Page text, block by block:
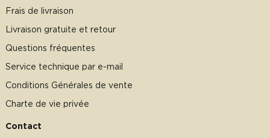
Frais de livraison
Livraison gratuite et retour
Questions fréquentes
Service technique par e-mail
Conditions Générales de vente
Charte de vie privée
Contact